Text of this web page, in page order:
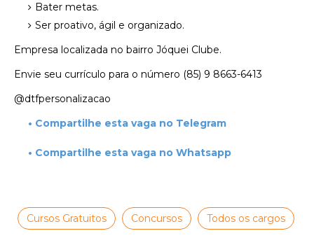
Bater metas.
Ser proativo, ágil e organizado.
Empresa localizada no bairro Jóquei Clube.
Envie seu currículo para o número (85) 9 8663-6413
@dtfpersonalizacao
• Compartilhe esta vaga no Telegram
• Compartilhe esta vaga no Whatsapp
Cursos Gratuitos Concursos Todos os cargos